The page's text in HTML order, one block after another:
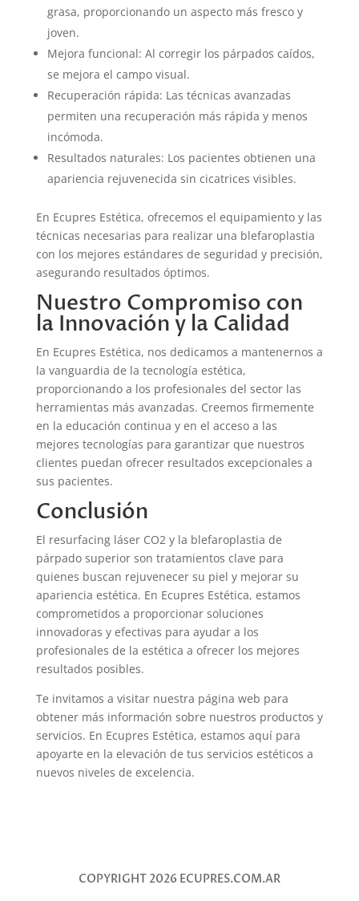
grasa, proporcionando un aspecto más fresco y
joven.
Mejora funcional: Al corregir los párpados caídos,
se mejora el campo visual.
Recuperación rápida: Las técnicas avanzadas
permiten una recuperación más rápida y menos
incómoda.
Resultados naturales: Los pacientes obtienen una
apariencia rejuvenecida sin cicatrices visibles.
En Ecupres Estética, ofrecemos el equipamiento y las
técnicas necesarias para realizar una blefaroplastia
con los mejores estándares de seguridad y precisión,
asegurando resultados óptimos.
Nuestro Compromiso con
la Innovación y la Calidad
En Ecupres Estética, nos dedicamos a mantenernos a
la vanguardia de la tecnología estética,
proporcionando a los profesionales del sector las
herramientas más avanzadas. Creemos firmemente
en la educación continua y en el acceso a las
mejores tecnologías para garantizar que nuestros
clientes puedan ofrecer resultados excepcionales a
sus pacientes.
Conclusión
El resurfacing láser CO2 y la blefaroplastia de
párpado superior son tratamientos clave para
quienes buscan rejuvenecer su piel y mejorar su
apariencia estética. En Ecupres Estética, estamos
comprometidos a proporcionar soluciones
innovadoras y efectivas para ayudar a los
profesionales de la estética a ofrecer los mejores
resultados posibles.
Te invitamos a visitar nuestra página web para
obtener más información sobre nuestros productos y
servicios. En Ecupres Estética, estamos aquí para
apoyarte en la elevación de tus servicios estéticos a
nuevos niveles de excelencia.
COPYRIGHT 2026 ECUPRES.COM.AR